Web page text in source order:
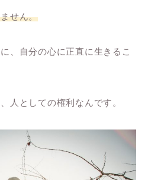
せん。
、自分の心に正直に生きるこ
人としての権利なんです。